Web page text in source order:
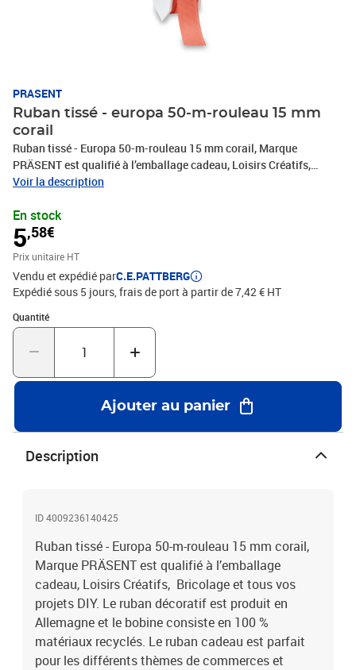
PRASENT
Ruban tissé - europa 50-m-rouleau 15 mm
corail
Ruban tissé - Europa 50-m-rouleau 15 mm corail, Marque
PRÄSENT est qualifié à l’emballage cadeau, Loisirs Créatifs,
Bricolage et tous vos projets DIY. Le ruban décoratif est produit en
ruban cadeau est parfait pour les différents thèmes de commerces
et occasions, comme Noël, anniversaire, mariage, Saint-Valentin
ou Pâques. Laissez-vous inspirer de la diversité de produits de
C.E.PATTBERG et constatez par vous-même les nombreux
avantages de la qualité fabriqué en Allemagne.
Voir la description
En stock
5,58€
Prix unitaire HT
Vendu et expédié parC.E.PATTBERG
Expédié sous 5 jours, frais de port à partir de 7,42 € HT
Quantité
Quantité : 1
Ajouter au panier
Description
ID 4009236140425
Ruban tissé - Europa 50-m-rouleau 15 mm corail,
Marque PRÄSENT est qualifié à l’emballage
cadeau, Loisirs Créatifs, Bricolage et tous vos
projets DIY. Le ruban décoratif est produit en
Allemagne et le bobine consiste en 100 %
matériaux recyclés. Le ruban cadeau est parfait
pour les différents thèmes de commerces et